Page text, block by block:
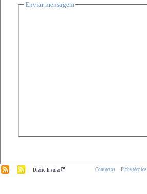
Enviar mensagem
Diário Insular.pt Contactos Ficha técnica